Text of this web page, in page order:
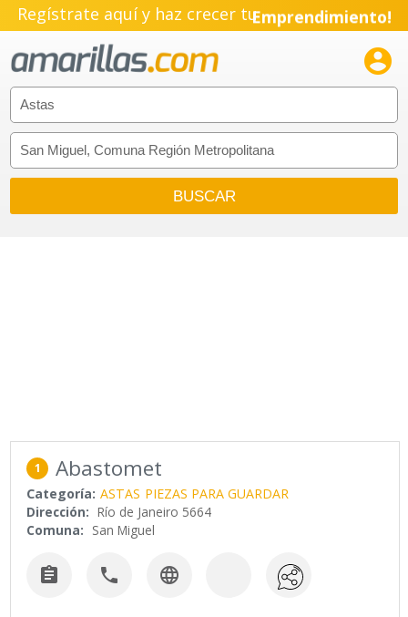
Regístrate aquí y haz crecer tuEmprendimiento!

1 Abastomet
Categoría: ASTAS PIEZAS PARA GUARDAR
Dirección: Río de Janeiro 5664
Comuna: San Miguel
  